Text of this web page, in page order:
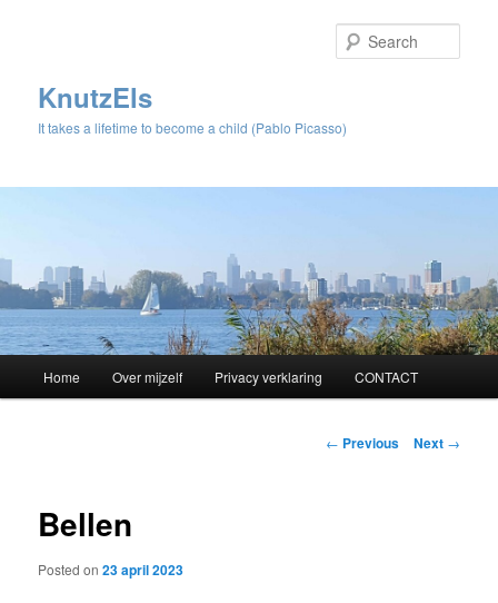
KnutzEls
It takes a lifetime to become a child (Pablo Picasso)
Skip
content
Home Over mijzelf Privacy verklaring CONTACT
Post
← Previous Next →
Bellen
Posted on23 april 2023